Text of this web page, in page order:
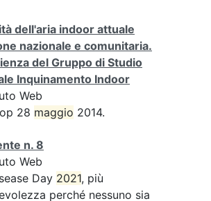
dell'aria indoor attuale
nazionale e comunitaria.
del Gruppo di Studio
Inquinamento Indoor
Web
28 maggio 2014.
n. 8
Web
Day 2021, più
perché nessuno sia